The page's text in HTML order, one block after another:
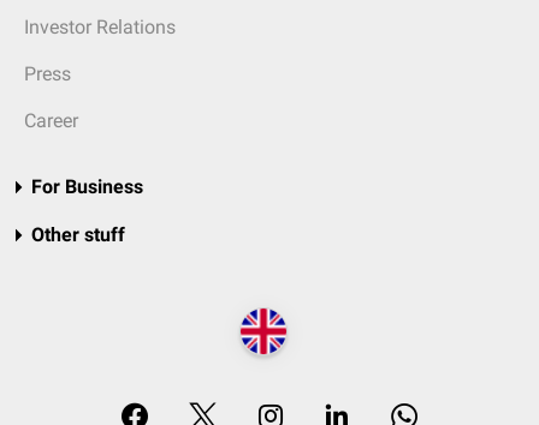
Investor Relations
Press
Career
For Business
Other stuff